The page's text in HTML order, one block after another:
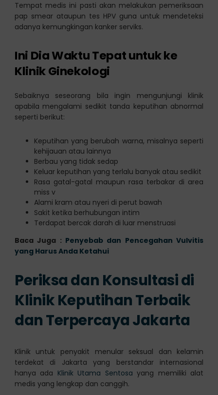
Tempat medis ini pasti akan melakukan pemeriksaan
pap smear ataupun tes HPV guna untuk mendeteksi
adanya kemungkingan kanker serviks.
Ini Dia Waktu Tepat untuk ke
Klinik Ginekologi
Sebaiknya seseorang bila ingin mengunjungi klinik
apabila mengalami sedikit tanda keputihan abnormal
seperti berikut:
Keputihan yang berubah warna, misalnya seperti
kehijauan atau lainnya
Berbau yang tidak sedap
Keluar keputihan yang terlalu banyak atau sedikit
Rasa gatal-gatal maupun rasa terbakar di area
miss v
Alami kram atau nyeri di perut bawah
Sakit ketika berhubungan intim
Terdapat bercak darah di luar menstruasi
Baca Juga : Penyebab dan Pencegahan Vulvitis
yang Harus Anda Ketahui
Periksa dan Konsultasi di
Klinik Keputihan Terbaik
dan Terpercaya Jakarta
Klinik untuk penyakit menular seksual dan kelamin
terdekat di Jakarta yang berstandar internasional
hanya ada Klinik Utama Sentosa yang memiliki alat
medis yang lengkap dan canggih.